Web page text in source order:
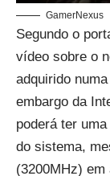
GamerNexus
Segundo o
vídeo sobre o
adquirido
embargo da
poderá ter
do sistema,
(3200MHz)